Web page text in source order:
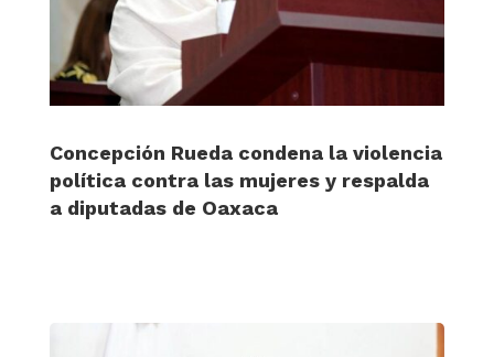
Concepción Rueda condena la violencia
política contra las mujeres y respalda
a diputadas de Oaxaca